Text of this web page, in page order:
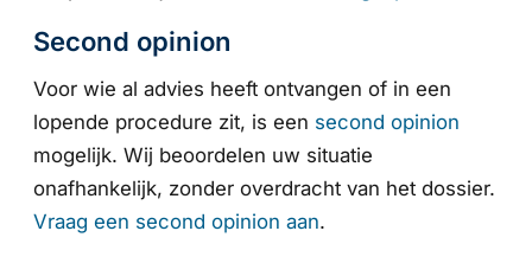
Second opinion
Voor wie al advies heeft ontvangen of in een
lopende procedure zit, is een second opinion
mogelijk. Wij beoordelen uw situatie
onafhankelijk, zonder overdracht van het dossier.
Vraag een second opinion aan.